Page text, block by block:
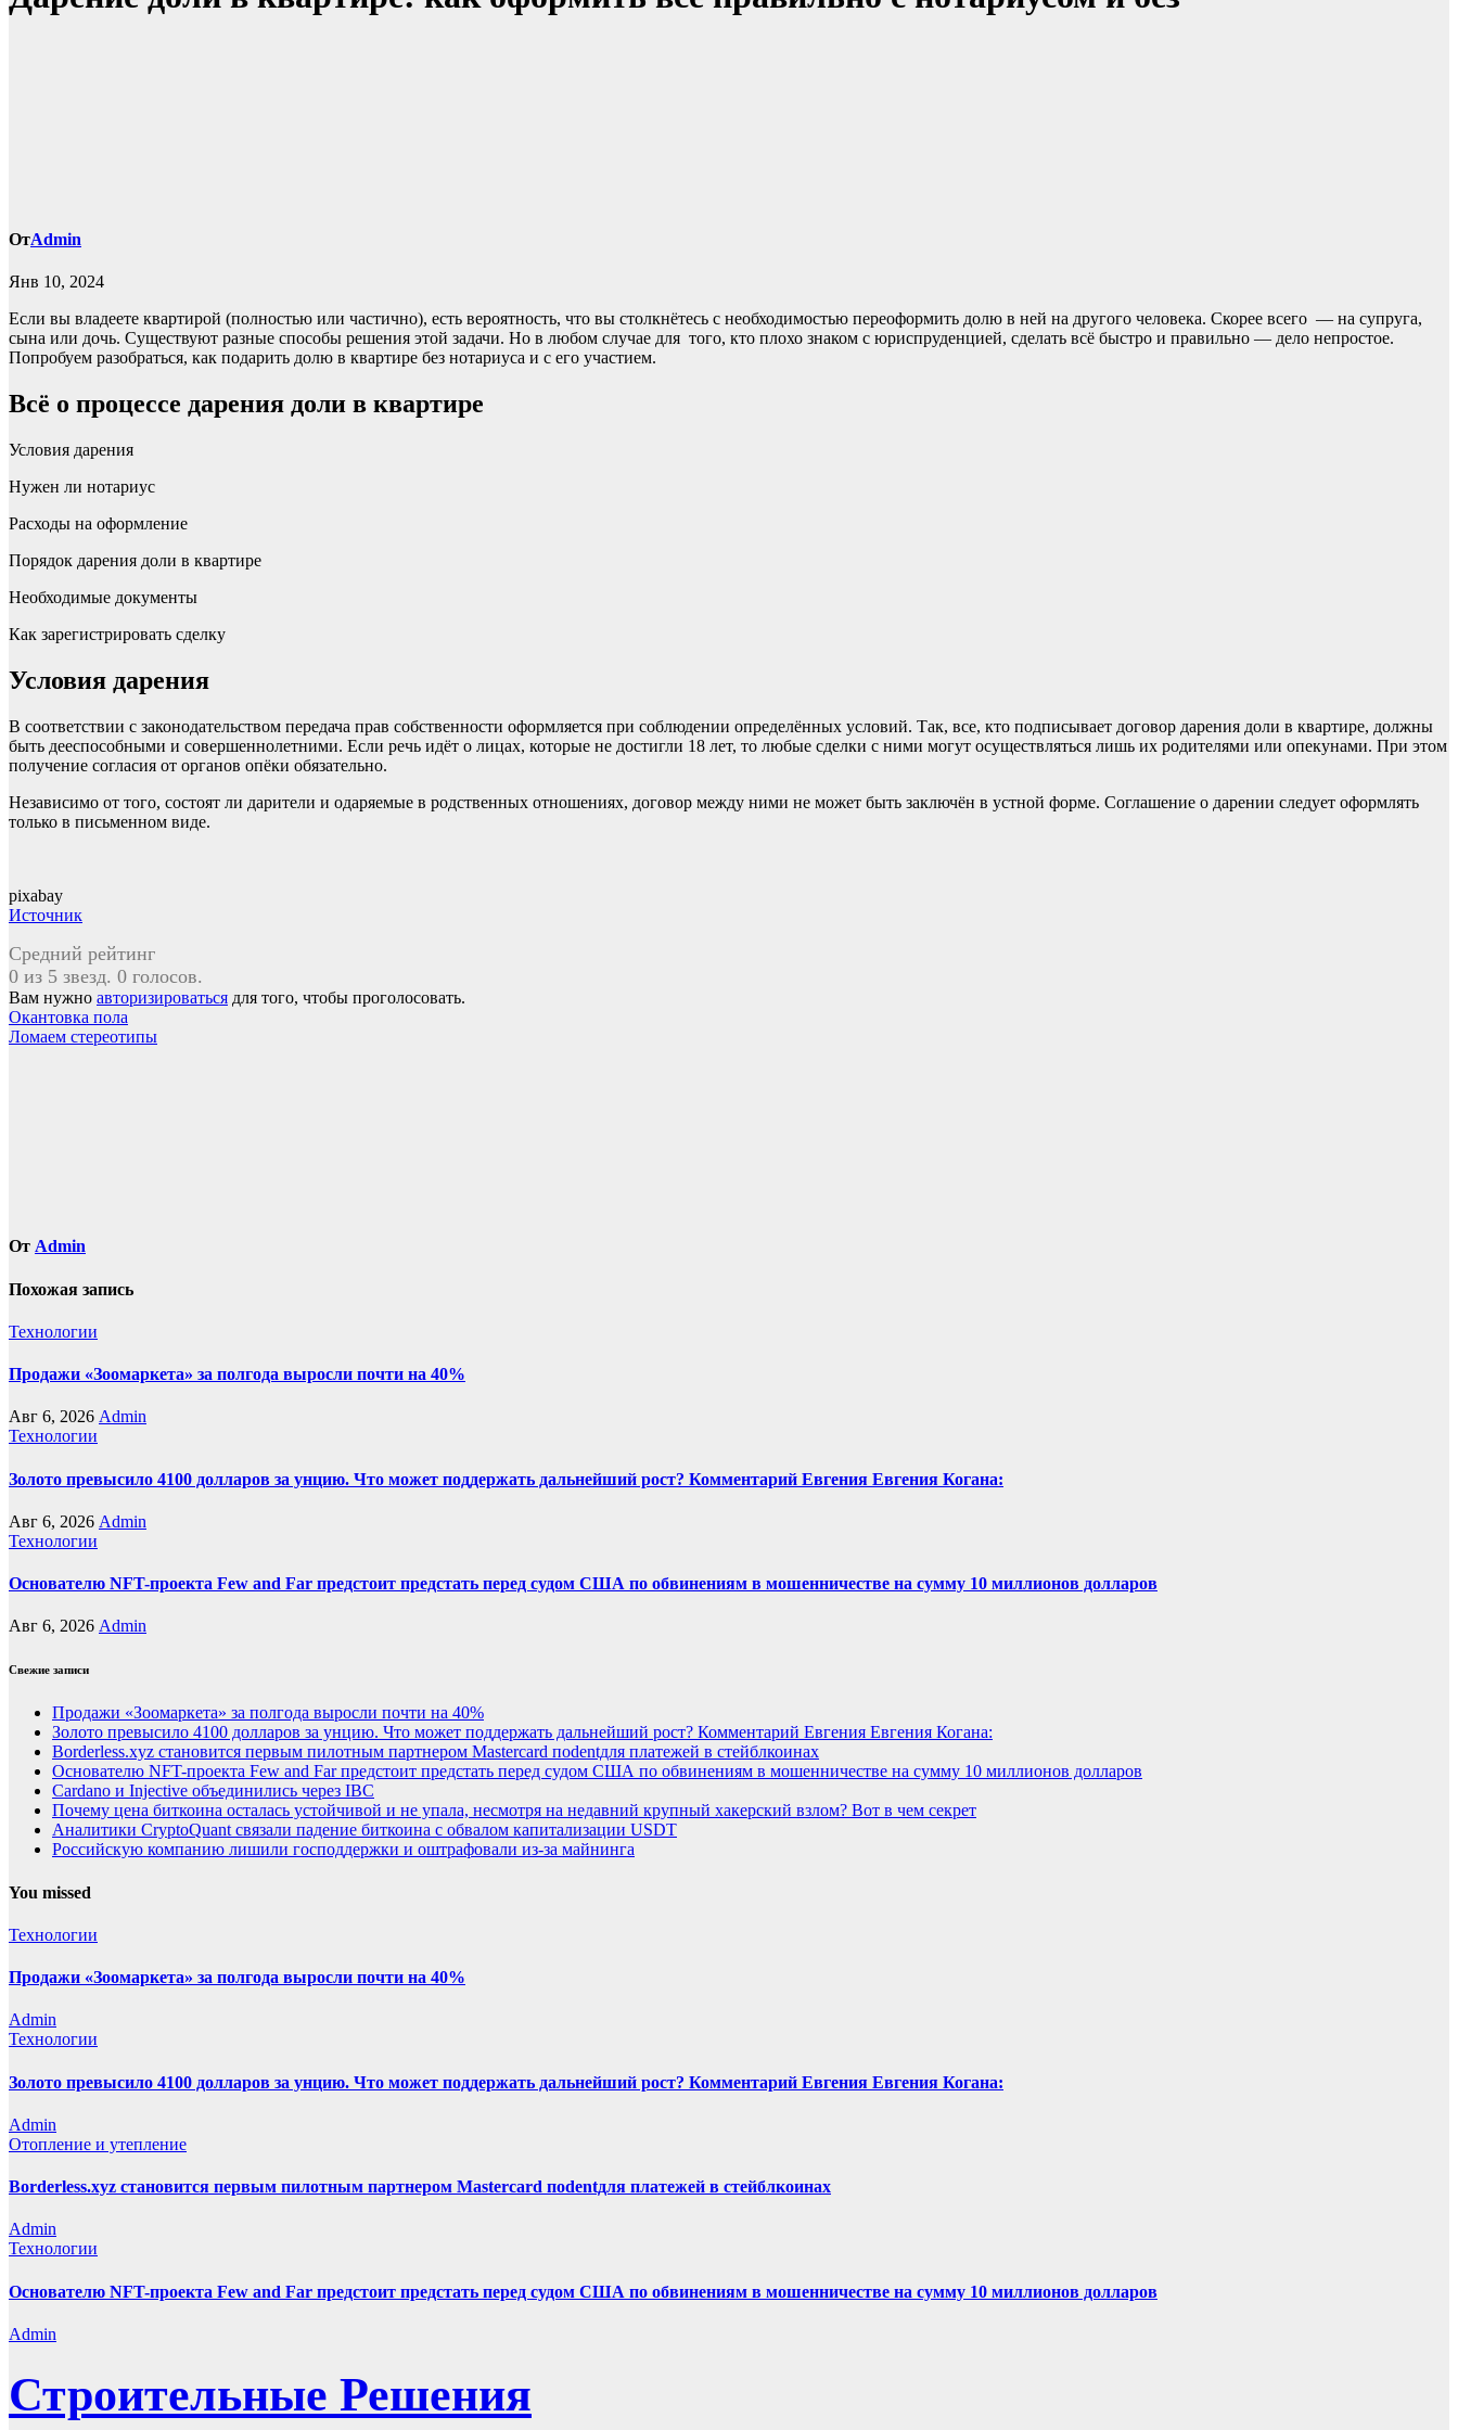
ОтAdmin
Янв 10, 2024
Если вы владеете квартирой (полностью или частично), есть вероятность, что вы столкнётесь с необходимостью переоформить долю в ней на другого человека. Скорее всего — на супруга,
сына или дочь. Существуют разные способы решения этой задачи. Но в любом случае для того, кто плохо знаком с юриспруденцией, сделать всё быстро и правильно — дело непростое.
Попробуем разобраться, как подарить долю в квартире без нотариуса и с его участием.
Всё о процессе дарения доли в квартире
Условия дарения
Нужен ли нотариус
Расходы на оформление
Порядок дарения доли в квартире
Необходимые документы
Как зарегистрировать сделку
Условия дарения
В соответствии с законодательством передача прав собственности оформляется при соблюдении определённых условий. Так, все, кто подписывает договор дарения доли в квартире, должны
быть дееспособными и совершеннолетними. Если речь идёт о лицах, которые не достигли 18 лет, то любые сделки с ними могут осуществляться лишь их родителями или опекунами. При этом
получение согласия от органов опёки обязательно.
Независимо от того, состоят ли дарители и одаряемые в родственных отношениях, договор между ними не может быть заключён в устной форме. Соглашение о дарении следует оформлять
только в письменном виде.
pixabay
Источник
Средний рейтинг
0 из 5 звезд. 0 голосов.
Вам нужно авторизироваться для того, чтобы проголосовать.
Навигация
по
Окантовка пола
Ломаем стереотипы
От Admin
Похожая запись
Технологии
Продажи «Зоомаркета» за полгода выросли почти на 40%
Авг 6, 2026 Admin
Технологии
Золото превысило 4100 долларов за унцию. Что может поддержать дальнейший рост? Комментарий Евгения Евгения Когана:
Авг 6, 2026 Admin
Технологии
Основателю NFT-проекта Few and Far предстоит предстать перед судом США по обвинениям в мошенничестве на сумму 10 миллионов долларов
Авг 6, 2026 Admin
Свежие записи
Продажи «Зоомаркета» за полгода выросли почти на 40%
Золото превысило 4100 долларов за унцию. Что может поддержать дальнейший рост? Комментарий Евгения Евгения Когана:
Borderless.xyz становится первым пилотным партнером Mastercard поdentдля платежей в стейблкоинах
Основателю NFT-проекта Few and Far предстоит предстать перед судом США по обвинениям в мошенничестве на сумму 10 миллионов долларов
Cardano и Injective объединились через IBC
Почему цена биткоина осталась устойчивой и не упала, несмотря на недавний крупный хакерский взлом? Вот в чем секрет
Аналитики CryptoQuant связали падение биткоина с обвалом капитализации USDT
Российскую компанию лишили господдержки и оштрафовали из-за майнинга
You missed
Технологии
Продажи «Зоомаркета» за полгода выросли почти на 40%
Admin
Технологии
Золото превысило 4100 долларов за унцию. Что может поддержать дальнейший рост? Комментарий Евгения Евгения Когана:
Admin
Отопление и утепление
Borderless.xyz становится первым пилотным партнером Mastercard поdentдля платежей в стейблкоинах
Admin
Технологии
Основателю NFT-проекта Few and Far предстоит предстать перед судом США по обвинениям в мошенничестве на сумму 10 миллионов долларов
Admin
Строительные Решения